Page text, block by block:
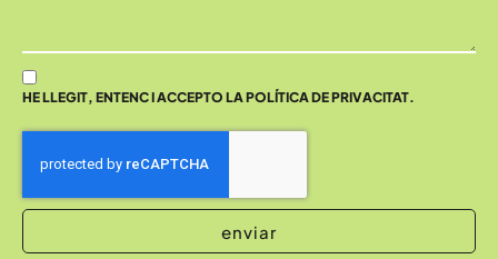
HE LLEGIT, ENTENC I ACCEPTO LA POLÍTICA DE PRIVACITAT.
enviar